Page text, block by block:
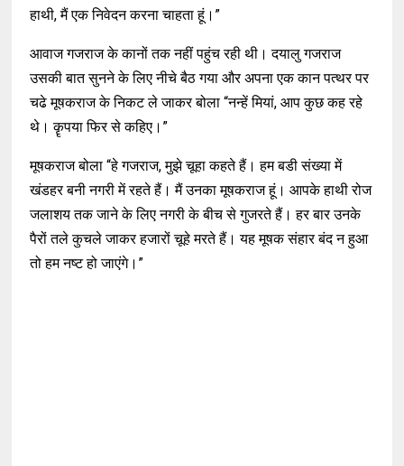
हाथी, मैं एक निवेदन करना चाहता हूं।”
आवाज गजराज के कानों तक नहीं पहुंच रही थी। दयालु गजराज
उसकी बात सुनने के लिए नीचे बैठ गया और अपना एक कान पत्थर पर
चढे मूषकराज के निकट ले जाकर बोला “नन्हें मियां, आप कुछ कह रहे
थे। कॄपया फिर से कहिए।”
मूषकराज बोला “हे गजराज, मुझे चूहा कहते हैं। हम बडी संख्या में
खंडहर बनी नगरी में रहते हैं। मैं उनका मूषकराज हूं। आपके हाथी रोज
जलाशय तक जाने के लिए नगरी के बीच से गुजरते हैं। हर बार उनके
पैरों तले कुचले जाकर हजारों चूहे मरते हैं। यह मूषक संहार बंद न हुआ
तो हम नष्ट हो जाएंगे।”